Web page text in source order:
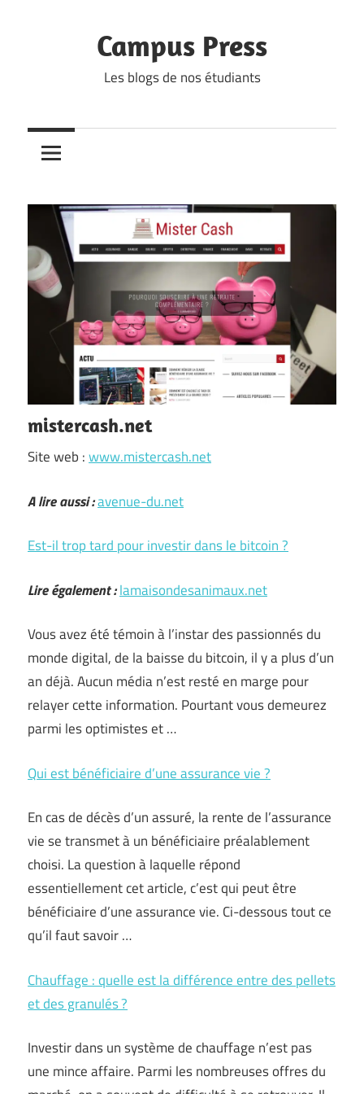
Campus Press
Les blogs de nos étudiants
mistercash.net
Site web :www.mistercash.net
A lire aussi :avenue-du.net
Est-il trop tard pour investir dans le bitcoin ?
Lire également :lamaisondesanimaux.net
Vous avez été témoin à l’instar des passionnés du
monde digital, de la baisse du bitcoin, il y a plus d’un
an déjà. Aucun média n’est resté en marge pour
relayer cette information. Pourtant vous demeurez
parmi les optimistes et …
Qui est bénéficiaire d’une assurance vie ?
En cas de décès d’un assuré, la rente de l’assurance
vie se transmet à un bénéficiaire préalablement
choisi. La question à laquelle répond
essentiellement cet article, c’est qui peut être
bénéficiaire d’une assurance vie. Ci-dessous tout ce
qu’il faut savoir …
Chauffage : quelle est la différence entre des pellets
et des granulés ?
Investir dans un système de chauffage n’est pas
une mince affaire. Parmi les nombreuses offres du